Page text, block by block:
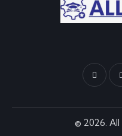
© 2026. All